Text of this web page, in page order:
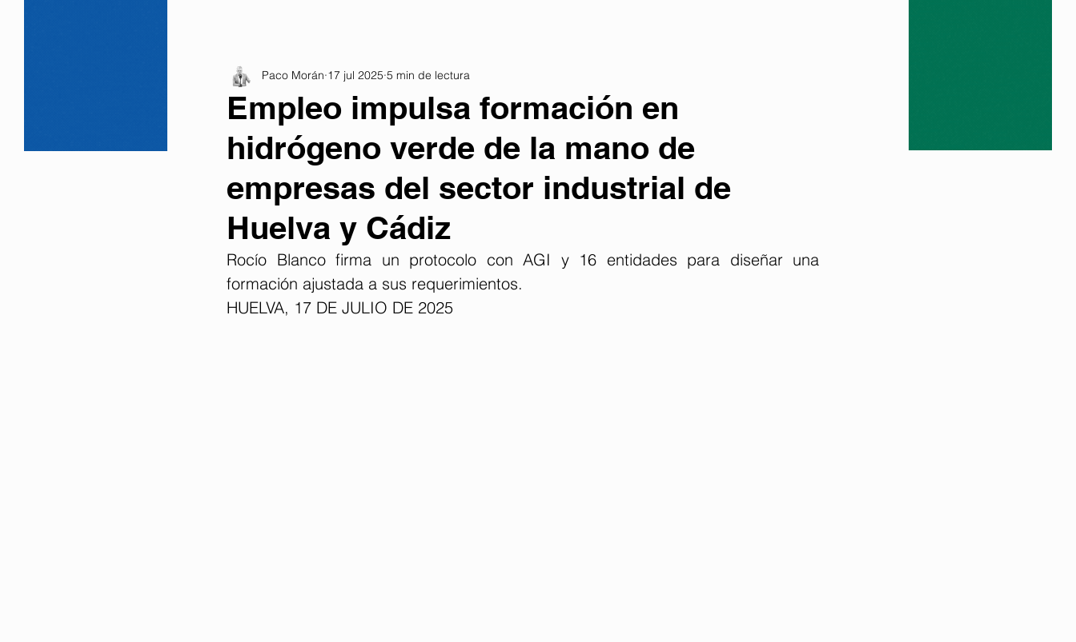
Empleo impulsa formación en
hidrógeno verde de la mano de
empresas del sector industrial de
Huelva y Cádiz
Paco Morán 17 jul 2025 5 min de lectura
Rocío Blanco firma un protocolo con AGI y 16 entidades para diseñar una
formación ajustada a sus requerimientos.
HUELVA, 17 DE JULIO DE 2025